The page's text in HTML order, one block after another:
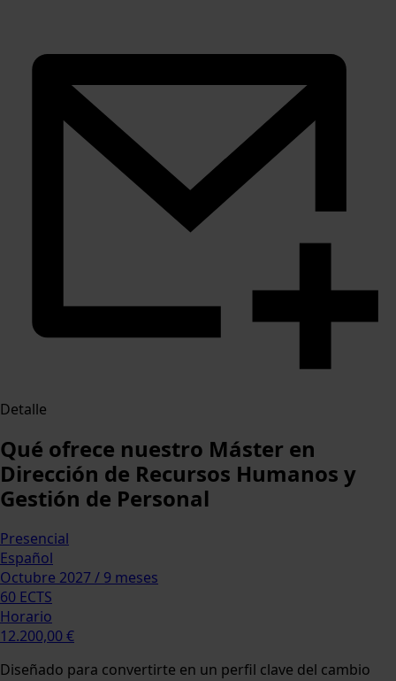
Detalle
Qué ofrece nuestro Máster en
Dirección de Recursos Humanos y
Gestión de Personal
Presencial
Español
Octubre 2027 / 9 meses
60 ECTS
Horario
12.200,00 €
Diseñado para convertirte en un perfil clave del cambio